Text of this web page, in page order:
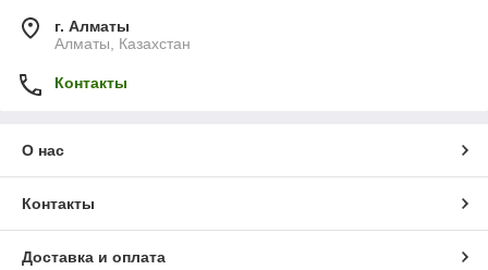
г. Алматы
Алматы, Казахстан
Контакты
О нас
Контакты
Доставка и оплата